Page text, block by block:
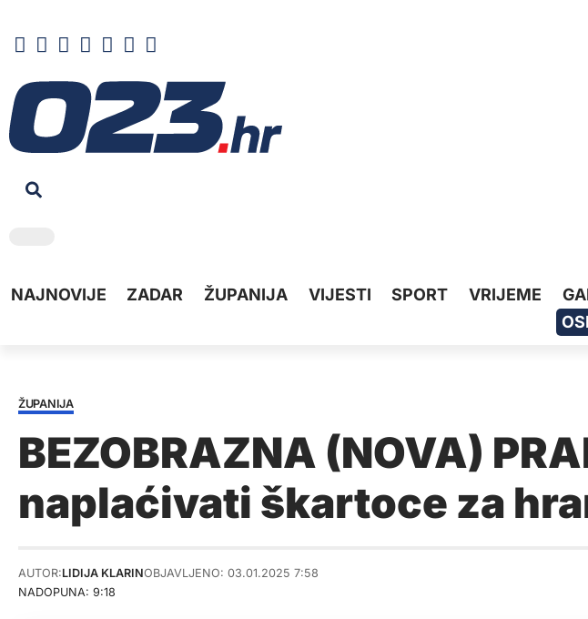
NAJNOVIJE ZADAR ŽUPANIJA VIJESTI SPORT VRIJEME
ŽUPANIJA
BEZOBRAZNA (NOVA)
naplaćivati škartoce za
NADOPUNA: 9:18
AUTOR:LIDIJA KLARINOBJAVLJENO: 03.01.2025 7:58